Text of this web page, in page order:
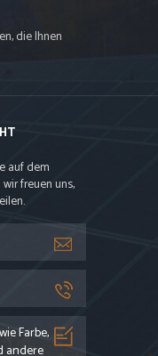
die Ihnen
auf dem
freuen uns,